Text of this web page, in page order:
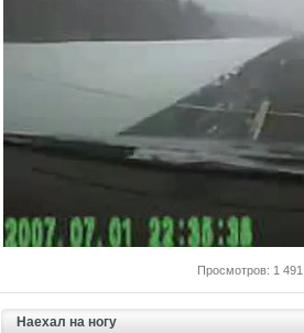
Просмотров: 1 491
Наехал на ногу